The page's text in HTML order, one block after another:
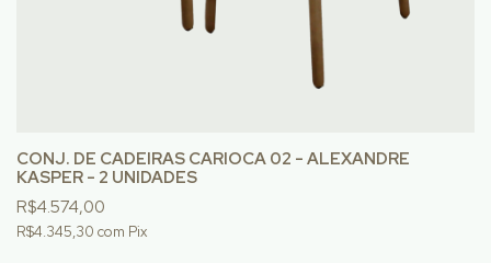
CONJ. DE CADEIRAS CARIOCA 02 - ALEXANDRE
KASPER - 2 UNIDADES
R$4.574,00
R$4.345,30 com Pix